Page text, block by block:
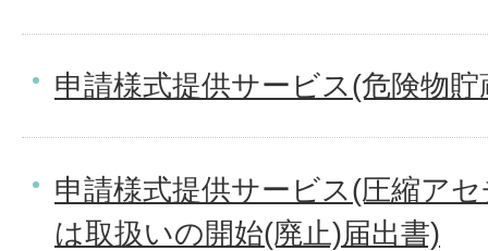
申請様式提供サービス(危険物
申請様式提供サービス(圧縮ア
は取扱いの開始(廃止)届出書)